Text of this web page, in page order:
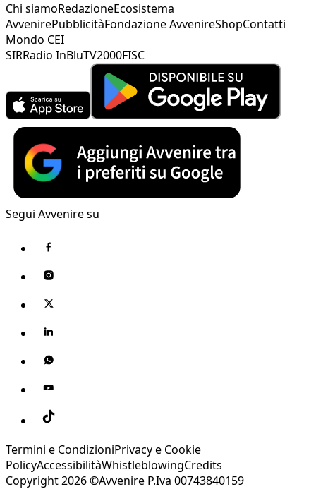
Chi siamoRedazioneEcosistema
AvvenirePubblicitàFondazione AvvenireShopContatti
Mondo CEI
SIRRadio InBluTV2000FISC
Segui Avvenire su
Termini e CondizioniPrivacy e Cookie
PolicyAccessibilitàWhistleblowingCredits
Copyright 2026 ©Avvenire P.Iva 00743840159